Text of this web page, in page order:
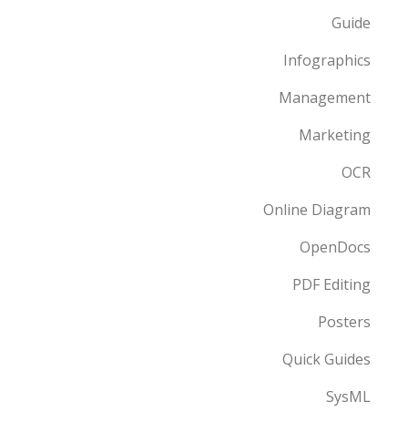
Guide
Infographics
Management
Marketing
OCR
Online Diagram
OpenDocs
PDF Editing
Posters
Quick Guides
SysML